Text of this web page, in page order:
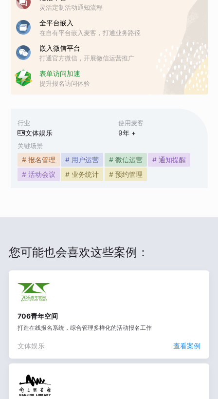
行业
文体娱乐
使用麦客
9年 +
关键场景
# 报名管理 # 用户运营 # 微信运营
# 通知提醒
# 活动会议
# 业务统计 # 预约管理
灵活定制活动通知流程
全平台嵌入
在自有平台嵌入麦客，打通业务路径
嵌入微信平台
打通官方微信，开展微信运营推广
表单访问加速
提升报名访问体验
您可能也会喜欢这些案例：
706青年空间
打造在线报名系统，综合管理多样化的活动报名工作
文体娱乐 查看案例